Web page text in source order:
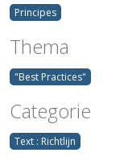
Principes
Thema
"Best Practices"
Categorie
Text : Richtlijn